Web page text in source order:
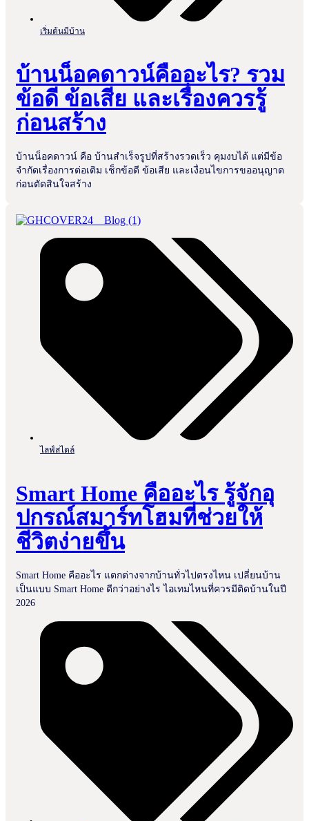
เริ่มต้นมีบ้าน
บ้านน็อคดาวน์คืออะไร? รวม
ข้อดี ข้อเสีย และเรื่องควรรู้
ก่อนสร้าง
บ้านน็อคดาวน์ คือ บ้านสำเร็จรูปที่สร้างรวดเร็ว คุมงบได้ แต่มีข้อ
จำกัดเรื่องการต่อเติม เช็กข้อดี ข้อเสีย และเงื่อนไขการขออนุญาต
ก่อนตัดสินใจสร้าง
ไลฟ์สไตล์
Smart Home คืออะไร รู้จักอุ
ปกรณ์สมาร์ทโฮมที่ช่วยให้
ชีวิตง่ายขึ้น
Smart Home คืออะไร แตกต่างจากบ้านทั่วไปตรงไหน เปลี่ยนบ้าน
เป็นแบบ Smart Home ดีกว่าอย่างไร ไอเทมไหนที่ควรมีติดบ้านในปี
2026